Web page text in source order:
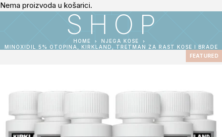
Nema proizvoda u košarici.
SHOP
HOME
NJEGA KOSE
MINOXIDIL 5% OTOPINA, KIRKLAND, TRETMAN ZA RAST KOSE I BRADE
FEATURED